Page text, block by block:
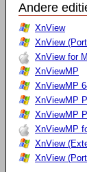
Andere
XnView
XnView
XnView for
XnViewMP
XnViewMP
XnViewMP
XnViewMP
XnViewMP
XnView
XnView